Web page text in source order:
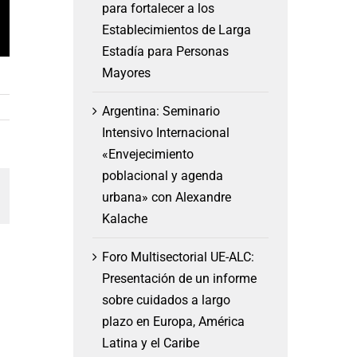
para fortalecer a los
Establecimientos de Larga
Estadía para Personas
Mayores
Argentina: Seminario
Intensivo Internacional
«Envejecimiento
poblacional y agenda
urbana» con Alexandre
Kalache
Foro Multisectorial UE-ALC:
Presentación de un informe
sobre cuidados a largo
plazo en Europa, América
Latina y el Caribe